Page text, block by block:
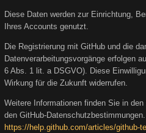
Diese Daten werden zur Einrichtung,
Ihres Accounts genutzt.
Die Registrierung mit GitHub und die
Datenverarbeitungsvorgänge erfolgen
6 Abs. 1 lit. a DSGVO). Diese
Wirkung für die Zukunft widerrufen.
Weitere Informationen finden Sie in
den GitHub-
https://help.github.com/articles/github-